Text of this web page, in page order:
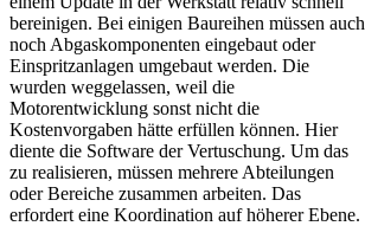
bereinigen. Bei einigen Baureihen müssen auch
noch Abgaskomponenten eingebaut oder
Einspritzanlagen umgebaut werden. Die
wurden weggelassen, weil die
Motorentwicklung sonst nicht die
Kostenvorgaben hätte erfüllen können. Hier
diente die Software der Vertuschung. Um das
zu realisieren, müssen mehrere Abteilungen
oder Bereiche zusammen arbeiten. Das
erfordert eine Koordination auf höherer Ebene.